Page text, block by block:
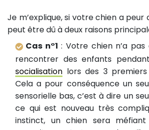
Je m’explique, si votre chien a peur
peut être dû à deux raisons
Cas n°1 : Votre chien n’a pas
rencontrer des enfants
socialisation lors des 3
Cela a pour conséquence un
sensorielle bas, c’est à dire un
ce qui est nouveau très
instinct, un chien sera